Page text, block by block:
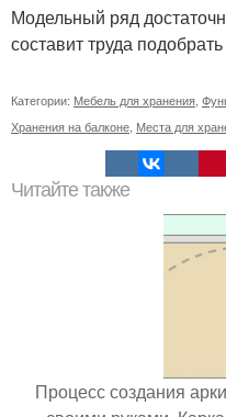
Модельный ряд
составит труда
Категории: Мебель для хранения
Хранения на балконе Места для
Читайте также
Процесс создания